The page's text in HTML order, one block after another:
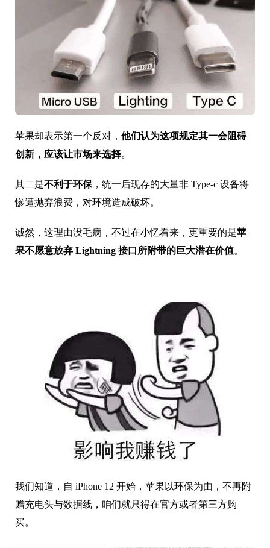
苹果却表示第一个反对， 他们认为这项规定其一会阻碍
创新，应该让市场来选择。
其二是不利于环保 ，统一后现存的大量非 Type-c 设备将
惨遭抛弃浪费，对环境造成破坏。
诚然，这理由没毛病，不过在小忆看来，更重要的是苹
果不愿意放弃 Lightning 接口所附带的巨大潜在价值。
我们知道，自 iPhone 12 开始，苹果以环保为由，不再附
赠充电头与数据线，咱们就只得在官方或者第三方购
买。